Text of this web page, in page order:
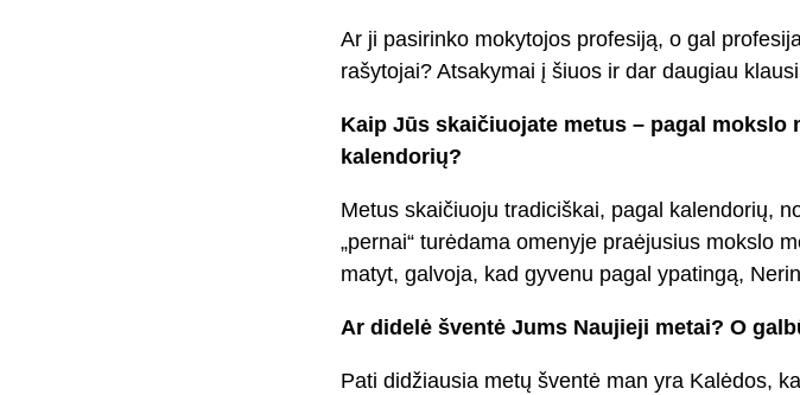
Ar ji pasirinko mokytojos profesiją, o gal
rašytojai? Atsakymai į šiuos ir dar daugiau
Kaip Jūs skaičiuojate metus – pagal mokslo
kalendorių?
Metus skaičiuoju tradiciškai, pagal kalendorių,
„pernai“ turėdama omenyje praėjusius mokslo
matyt, galvoja, kad gyvenu pagal ypatingą,
Ar didelė šventė Jums Naujieji metai? O
Pati didžiausia metų šventė man yra Kalėdos,